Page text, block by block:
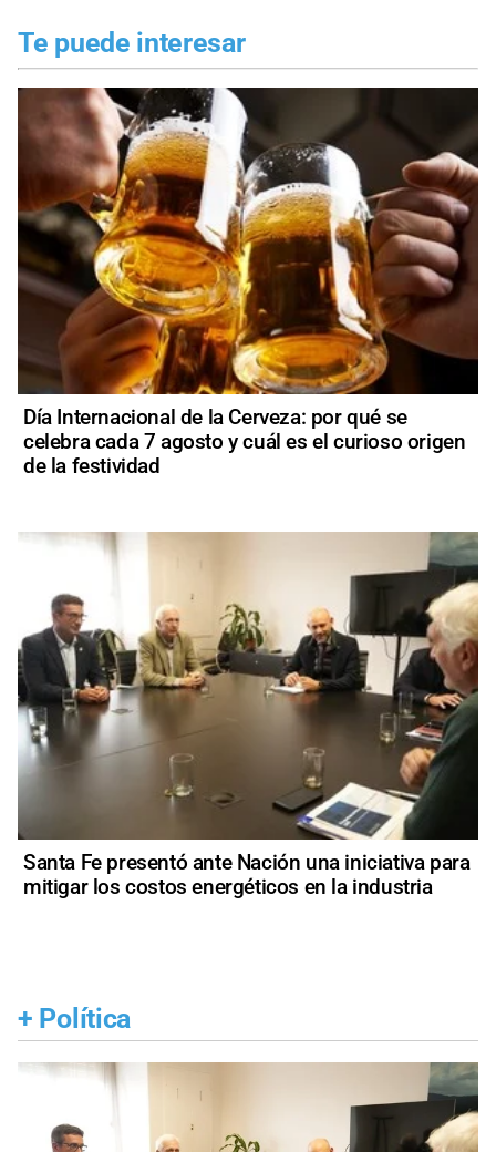
Te puede interesar
Día Internacional de la Cerveza: por qué se
celebra cada 7 agosto y cuál es el curioso origen
de la festividad
Santa Fe presentó ante Nación una iniciativa para
mitigar los costos energéticos en la industria
+ Política